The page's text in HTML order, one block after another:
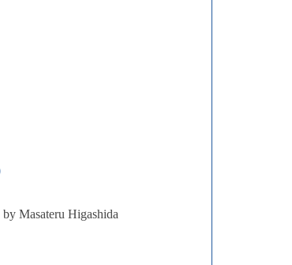
Masateru Higashida